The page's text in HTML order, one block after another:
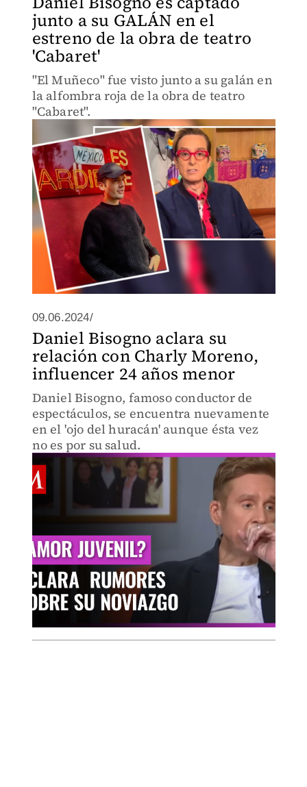
junto a su GALÁN en el
estreno de la obra de teatro
'Cabaret'
"El Muñeco" fue visto junto a su galán en
la alfombra roja de la obra de teatro
"Cabaret".
09.06.2024/
Daniel Bisogno aclara su
relación con Charly Moreno,
influencer 24 años menor
Daniel Bisogno, famoso conductor de
espectáculos, se encuentra nuevamente
en el 'ojo del huracán' aunque ésta vez
no es por su salud.